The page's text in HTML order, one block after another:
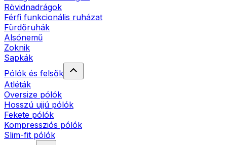
Rövidnadrágok
Férfi funkcionális ruházat
Fürdőruhák
Alsónemű
Zoknik
Sapkák
Pólók és felsők
Atléták
Oversize pólók
Hosszú ujjú pólók
Fekete pólók
Kompressziós pólók
Slim-fit pólók